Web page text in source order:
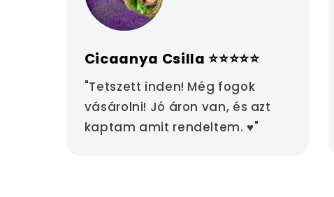
Cicaanya Csilla ⭐⭐⭐⭐⭐
"Tetszett inden! Még fogok
vásárolni! Jó áron van, és azt
kaptam amit rendeltem. ♥"